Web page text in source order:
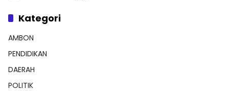
Kategori
AMBON
PENDIDIKAN
DAERAH
POLITIK